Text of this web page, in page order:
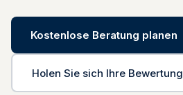
Kostenlose Beratung planen
Holen Sie sich Ihre Bewertung